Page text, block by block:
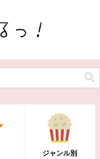
ジャンル別